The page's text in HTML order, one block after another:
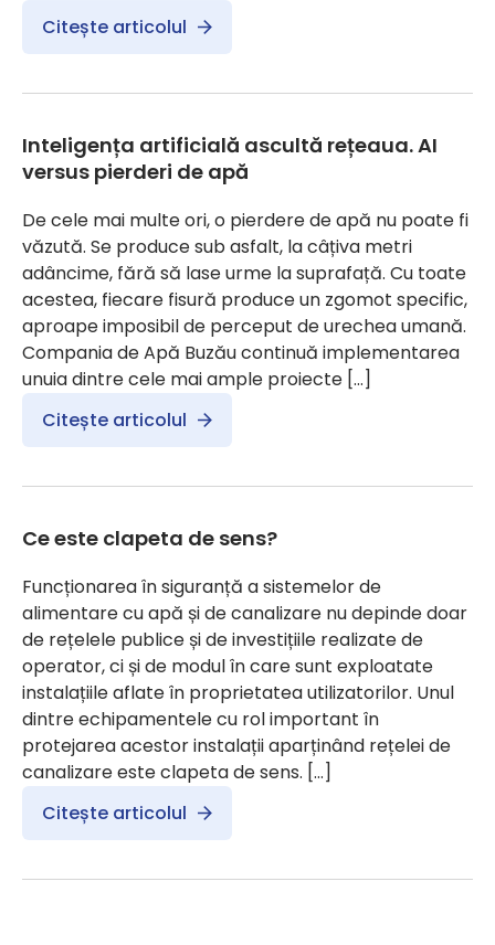
Citește articolul
Inteligența artificială ascultă rețeaua. AI
versus pierderi de apă
De cele mai multe ori, o pierdere de apă nu poate fi
văzută. Se produce sub asfalt, la câțiva metri
adâncime, fără să lase urme la suprafață. Cu toate
acestea, fiecare fisură produce un zgomot specific,
aproape imposibil de perceput de urechea umană.
Compania de Apă Buzău continuă implementarea
unuia dintre cele mai ample proiecte […]
Citește articolul
Ce este clapeta de sens?
Funcționarea în siguranță a sistemelor de
alimentare cu apă și de canalizare nu depinde doar
de rețelele publice și de investițiile realizate de
operator, ci și de modul în care sunt exploatate
instalațiile aflate în proprietatea utilizatorilor. Unul
dintre echipamentele cu rol important în
protejarea acestor instalații aparținând rețelei de
canalizare este clapeta de sens. […]
Citește articolul